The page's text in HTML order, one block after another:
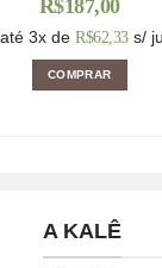
R$187,00
3x de R$62,33 s/
COMPRAR
A KALÊ